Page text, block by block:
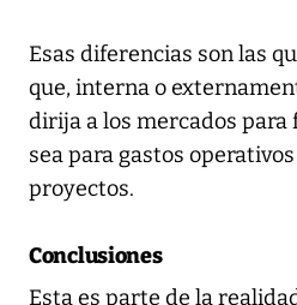
Esas diferencias son las
que, interna o
dirija a los mercados para
sea para gastos
proyectos.
Conclusiones
Esta es parte de la